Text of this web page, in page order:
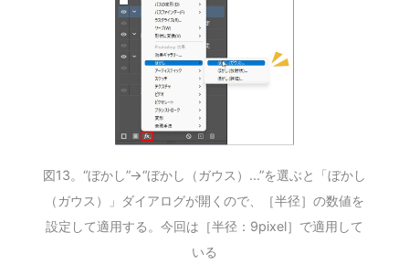
図13。“ぼかし”→“ぼかし（ガウス）...”を選ぶと「ぼかし
（ガウス）」ダイアログが開くので、［半径］の数値を
設定して適用する。今回は［半径：9pixel］で適用して
いる